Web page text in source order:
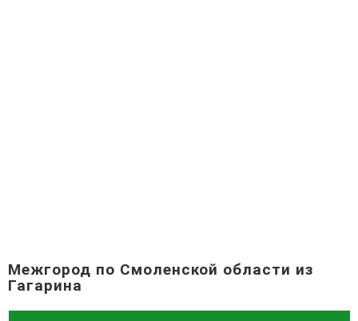
Межгород по Смоленской области из
Гагарина